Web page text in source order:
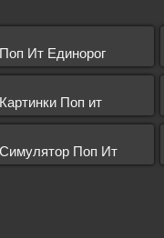
Поп Ит Единорог
Картинки Поп ит
Симулятор Поп Ит